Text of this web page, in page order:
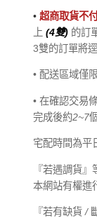
• 超商取貨不
上 (4雙) 的訂
3雙的訂單將
• 配送區域僅
• 在確認交易
完成後約2~7
宅配時間為平
『若遇調貨
本網站有權進
『若有缺貨/